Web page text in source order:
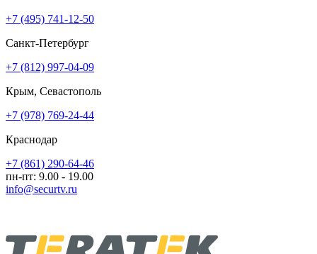
+7 (495) 741-12-50
Санкт-Петербург
+7 (812) 997-04-09
Крым, Севастополь
+7 (978) 769-24-44
Краснодар
+7 (861) 290-64-46
пн-пт: 9.00 - 19.00
info@securtv.ru